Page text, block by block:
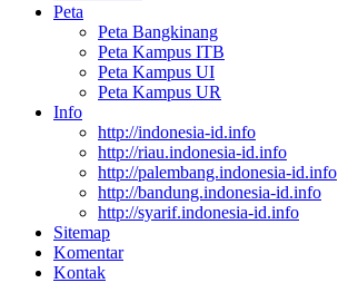
Peta
Peta Bangkinang
Peta Kampus ITB
Peta Kampus UI
Peta Kampus UR
Info
http://indonesia-id.info
http://riau.indonesia-id.info
http://palembang.indonesia-id.info
http://bandung.indonesia-id.info
http://syarif.indonesia-id.info
Sitemap
Komentar
Kontak